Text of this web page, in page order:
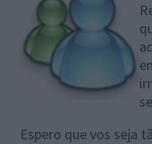
Espero que vos seja